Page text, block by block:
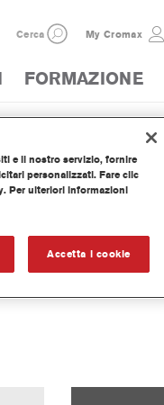
Cerca My Cromax
FORMAZIONE
e il nostro servizio, fornire
personalizzati. Fare clic
Per ulteriori informazioni
Accetta i cookie